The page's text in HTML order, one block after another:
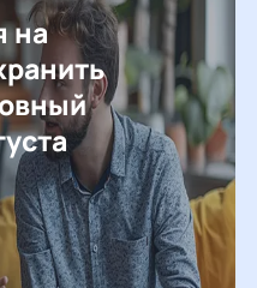
на